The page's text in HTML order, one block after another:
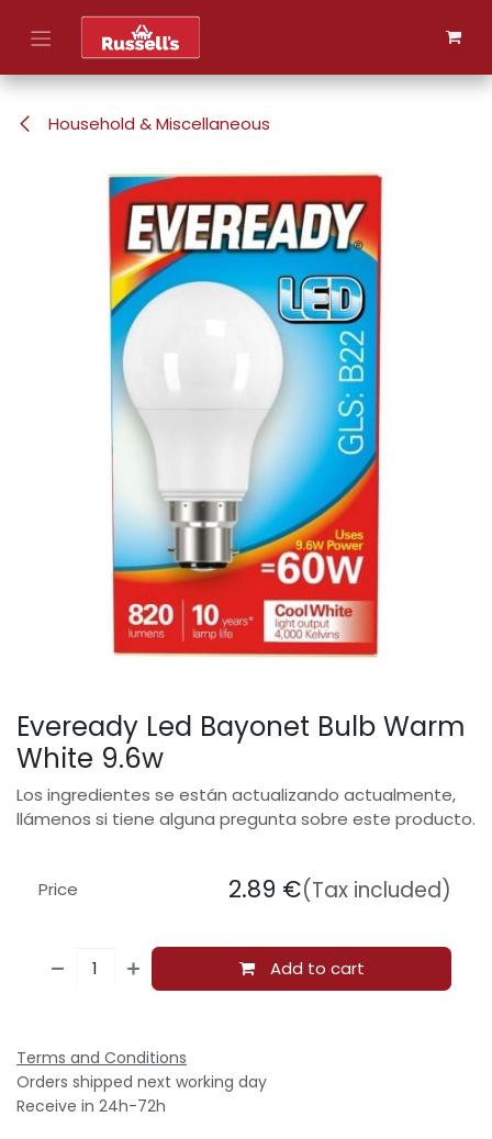
Skip to Content
Household & Miscellaneous
Eveready Led Bayonet Bulb Warm
White 9.6w
Los ingredientes se están actualizando actualmente,
llámenos si tiene alguna pregunta sobre este producto.
Add to cart
Price 2.89 €(Tax included)
Terms and Conditions
Orders shipped next working day
Receive in 24h-72h